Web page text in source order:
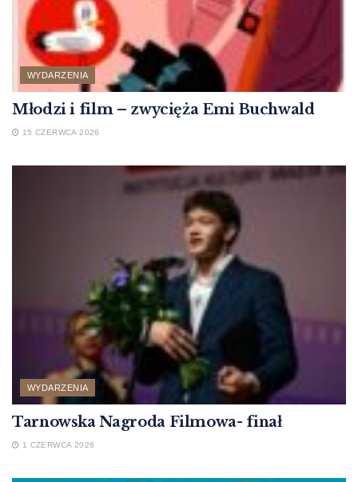
WYDARZENIA
Młodzi i film – zwycięża Emi Buchwald
15 CZERWCA 2026
WYDARZENIA
Tarnowska Nagroda Filmowa- finał
1 CZERWCA 2026